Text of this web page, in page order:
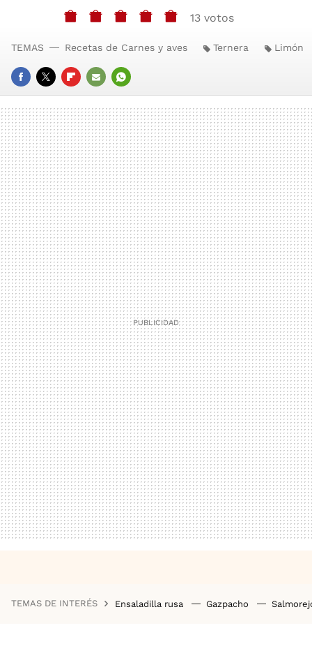
13 votos
FACEBOOK
TWITTERFLIPBOARD
E-
MAIL
WHATSAPP
TEMAS Recetas de Carnes y aves Ternera Limón
TEMAS DE INTERÉS Ensaladilla rusa Gazpacho